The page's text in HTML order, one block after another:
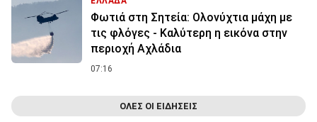
Φωτιά στη Σητεία: Ολονύχτια μάχη με
τις φλόγες - Καλύτερη η εικόνα στην
περιοχή Αχλάδια
07:16
ΟΛΕΣ ΟΙ ΕΙΔΗΣΕΙΣ